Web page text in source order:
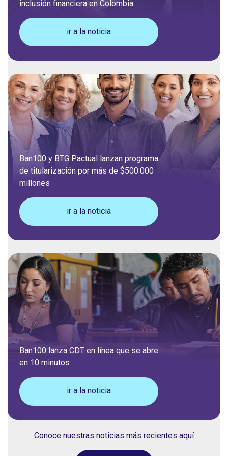
inclusión financiera en Colombia
ir a la noticia
Ban100 y BTG Pactual lanzan programa
de titularización por más de $500.000
millones
ir a la noticia
Ban100 lanza CDT en línea que se abre
en 10 minutos
ir a la noticia
Conoce nuestras noticias más recientes aquí